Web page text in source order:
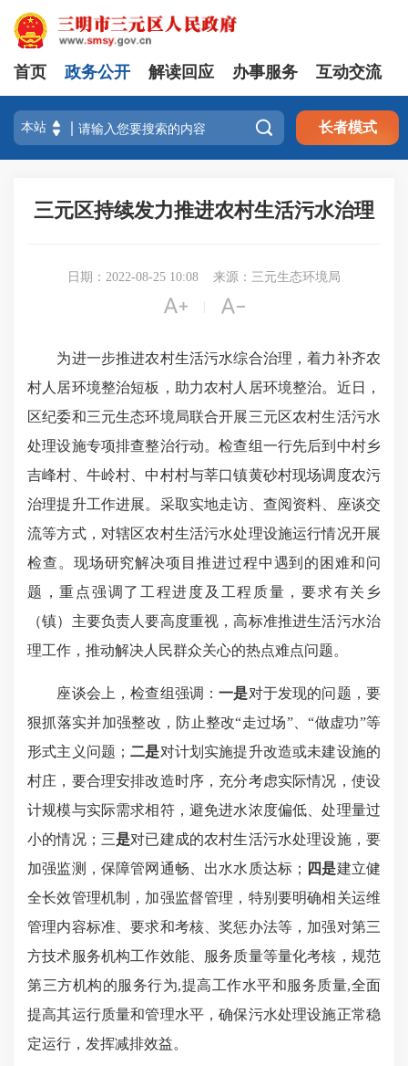
首页 政务公开 解读回应 办事服务 互动交流
 长者模式
三元区持续发力推进农村生活污水治理
日期：2022-08-25 10:08 来源：三元生态环境局
 
为进一步推进农村生活污水综合治理，着力补齐农
村人居环境整治短板，助力农村人居环境整治。近日，
区纪委和三元生态环境局联合开展三元区农村生活污水
处理设施专项排查整治行动。检查组一行先后到中村乡
吉峰村、牛岭村、中村村与莘口镇黄砂村现场调度农污
治理提升工作进展。采取实地走访、查阅资料、座谈交
流等方式，对辖区农村生活污水处理设施运行情况开展
检查。现场研究解决项目推进过程中遇到的困难和问
题，重点强调了工程进度及工程质量，要求有关乡
（镇）主要负责人要高度重视，高标准推进生活污水治
理工作，推动解决人民群众关心的热点难点问题。
座谈会上，检查组强调：一是对于发现的问题，要
狠抓落实并加强整改，防止整改“走过场”、“做虚功”等
形式主义问题；二是对计划实施提升改造或未建设施的
村庄，要合理安排改造时序，充分考虑实际情况，使设
计规模与实际需求相符，避免进水浓度偏低、处理量过
小的情况；三是对已建成的农村生活污水处理设施，要
加强监测，保障管网通畅、出水水质达标； 四是建立健
全长效管理机制，加强监督管理，特别要明确相关运维
管理内容标准、要求和考核、奖惩办法等，加强对第三
方技术服务机构工作效能、服务质量等量化考核，规范
第三方机构的服务行为,提高工作水平和服务质量,全面
提高其运行质量和管理水平，确保污水处理设施正常稳
定运行，发挥减排效益。